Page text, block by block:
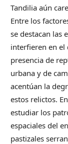
Tandilia aún
Entre los
se destacan las
interfieren en el
presencia de
urbana y de
acentúan la
estos relictos.
estudiar los
espaciales del
pastizales